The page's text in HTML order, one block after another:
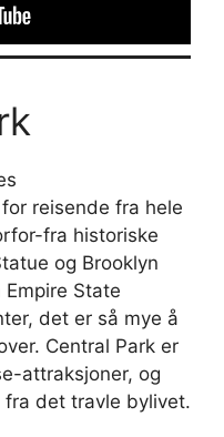
reisende fra hele
fra historiske
og Brooklyn
State
det er så mye å
Central Park er
attraksjoner, og
det travle bylivet.